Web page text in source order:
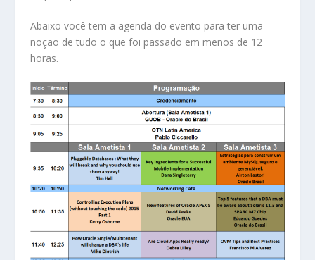
Abaixo você tem a agenda do evento para ter uma
noção de tudo o que foi passado em menos de 12
horas.